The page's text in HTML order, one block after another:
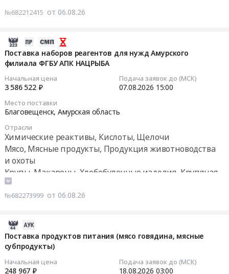
№682212415 от 06.08.26
Поставка наборов реагентов для нужд Амурского
филиала ФГБУ АПК НАЦРЫБА
Начальная цена
3 586 522 ₽
Подача заявок до (МСК)
07.08.2026 15:00
Место поставки
Благовещенск,Амурская область
Отрасли
Химические реактивы, Кислоты, Щелочи
Мясо, Мясные продукты, Продукция животноводства
и охоты
Крупы, Макароны, Хлебобулочные изделия, Крупяная
и макаронная продукция, Зерно, Злаки
Корма для животных
№682273999 от 06.08.26
Поставка продуктов питания (мясо говядина, мясные
субпродукты)
Начальная цена
248 967 ₽
Подача заявок до (МСК)
18.08.2026 03:00